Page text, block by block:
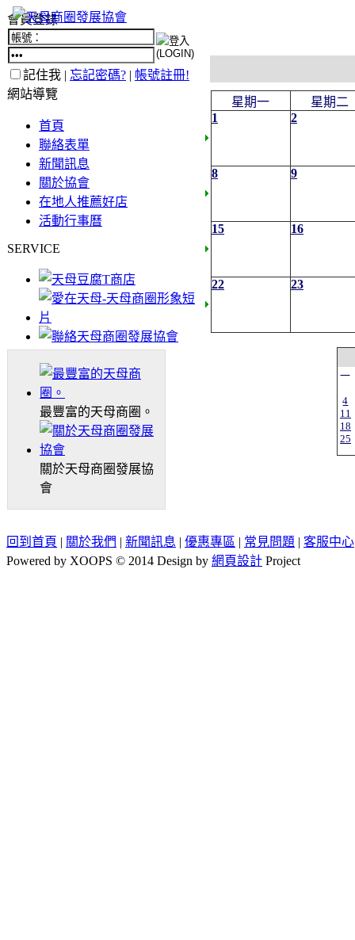
會員登錄
記住我 | 忘記密碼? | 帳號註冊!
網站導覽
首頁
聯絡表單
新聞訊息
關於協會
在地人推薦好店
活動行事曆
SERVICE
最豐富的天母商圈。
關於天母商圈發展協
會
星期一
星期二
1
2
8 9
15 16
22 23
一
4
11
18
25
回到首頁 | 關於我們 | 新聞訊息 | 優惠專區 | 常見問題 | 客服中心
Powered by XOOPS © 2014 Design by 網頁設計 Project